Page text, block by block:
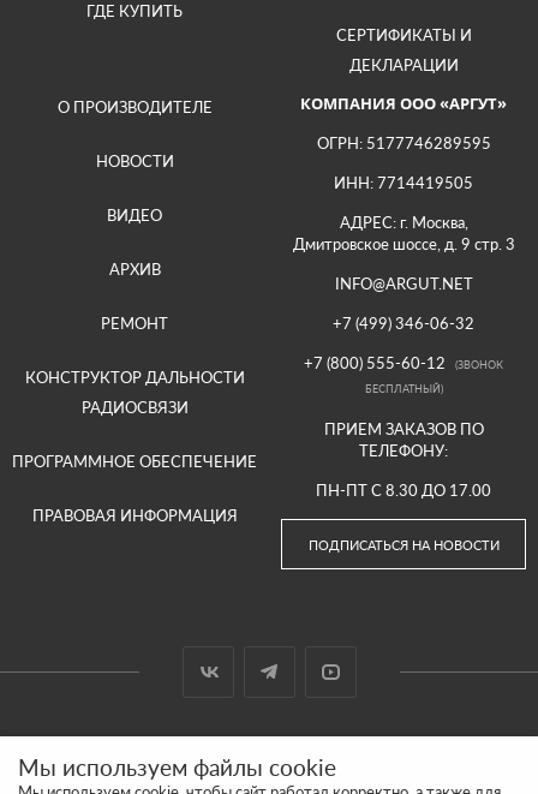
ГДЕ КУПИТЬ
СЕРТИФИКАТЫ И
ДЕКЛАРАЦИИ
О ПРОИЗВОДИТЕЛЕ
НОВОСТИ
ВИДЕО
АРХИВ
РЕМОНТ
КОНСТРУКТОР ДАЛЬНОСТИ
РАДИОСВЯЗИ
ПРОГРАММНОЕ ОБЕСПЕЧЕНИЕ
ПРАВОВАЯ ИНФОРМАЦИЯ
КОМПАНИЯ ООО «АРГУТ»
ОГРН: 5177746289595
ИНН: 7714419505
АДРЕС: г. Москва,
Дмитровское шоссе, д. 9 стр. 3
INFO@ARGUT.NET
+7 (499) 346-06-32
+7 (800) 555-60-12
(ЗВОНОК
БЕСПЛАТНЫЙ)
ПРИЕМ ЗАКАЗОВ ПО
ТЕЛЕФОНУ:
ПН-ПТ С 8.30 ДО 17.00
ПОДПИСАТЬСЯ НА НОВОСТИ
САЙТ СДЕЛАН И ПРОДВИГАЕТСЯ В SITE UP
Мы используем файлы cookie